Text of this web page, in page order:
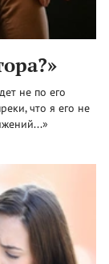
не по его
что я его не